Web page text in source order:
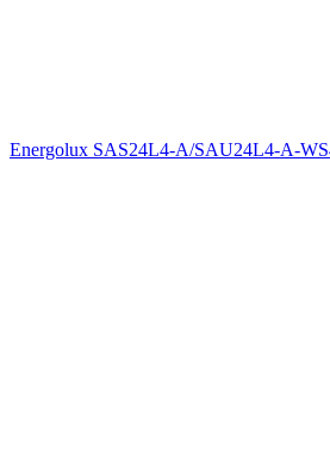
Energolux SAS24L4-A/SAU24L4-A-